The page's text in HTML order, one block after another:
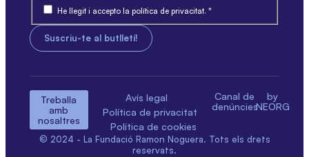
He llegit i accepto la política de privacitat. *
Treballa
amb
nosaltres
Avís legal
Política de privacitat
Política de cookies
Canal de
denúncies
by
NEORG
© 2024 - La Fundació Ramon Noguera. Tots els drets
reservats.